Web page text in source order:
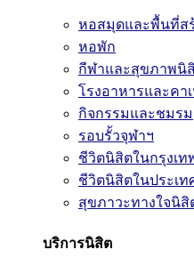
หอสมุดและพื้นที่ส
หอพัก
กีฬาและสุขภาพนิ
โรงอาหารและคา
กิจกรรมและชมรม
รอบรั้วจุฬาฯ
ชีวิตนิสิตในกรุงเท
ชีวิตนิสิตในประเท
สุขภาวะทางใจนิสิ
บริการนิสิต